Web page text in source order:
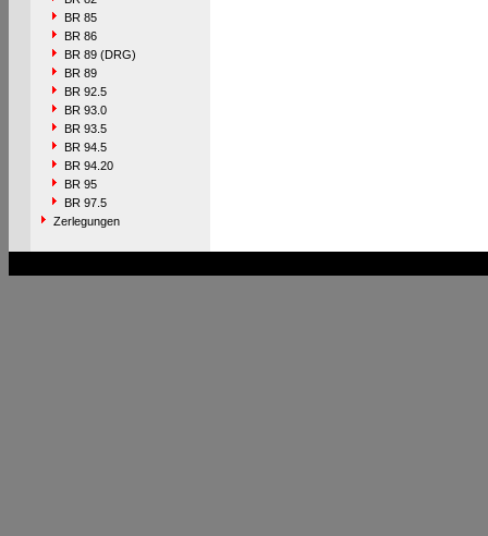
BR 85
BR 86
BR 89 (DRG)
BR 89
BR 92.5
BR 93.0
BR 93.5
BR 94.5
BR 94.20
BR 95
BR 97.5
Zerlegungen